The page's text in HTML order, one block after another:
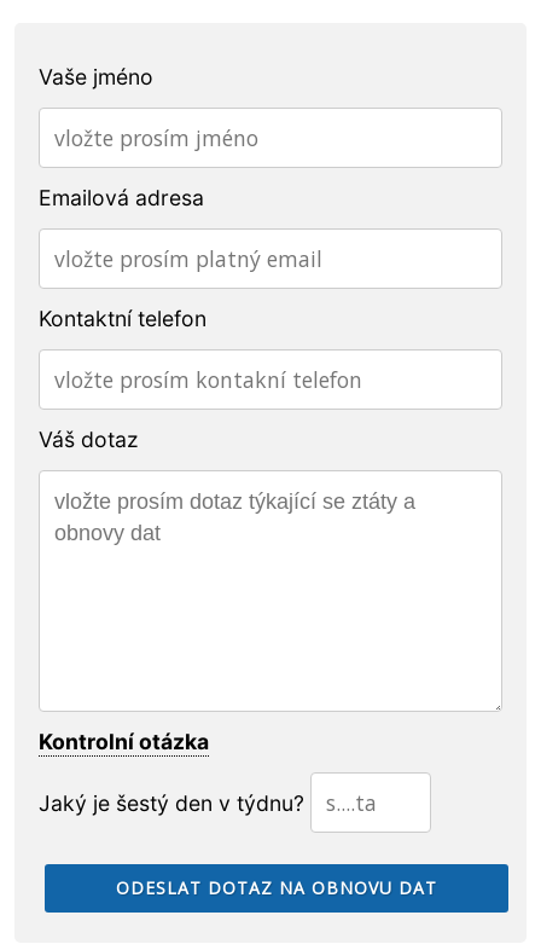
Vaše jméno
Emailová adresa
Kontaktní telefon
Váš dotaz
Kontrolní otázka
Jaký je šestý den v týdnu?